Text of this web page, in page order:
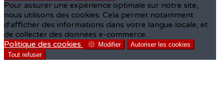
Pour assurer une expérience optimale sur notre site,
nous utilisons des cookies. Cela permet notamment
d'afficher des informations dans votre langue locale, et
de collecter des données e-commerce.
Politique des cookies
Modifier
Autoriser les cookies
Tout refuser